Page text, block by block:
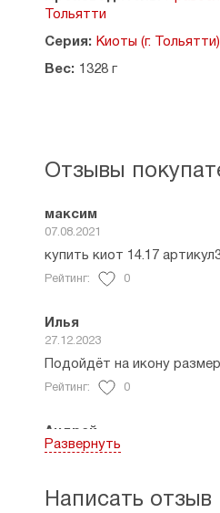
Тольятти
Серия: Киоты (г. Тольятти)
Вес: 1328 г
Написать отзыв
Отзывы
максим
07.08.2021
купить киот 14.17
Рейтинг: 0
Илья
27.12.2023
Подойдёт на икону
Рейтинг: 0
Андрей
27.12.2023
Рейтинг: 0
Развернуть